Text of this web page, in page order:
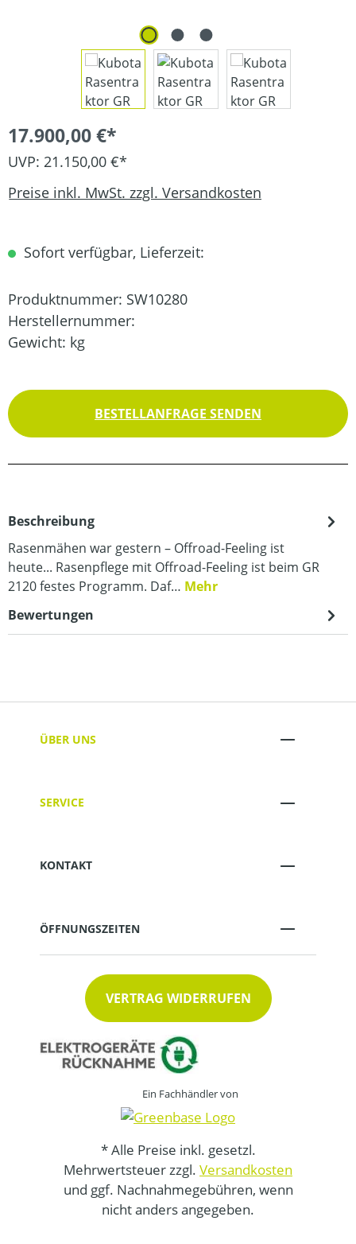
17.900,00 €*
UVP: 21.150,00 €*
Preise inkl. MwSt. zzgl. Versandkosten
Sofort verfügbar, Lieferzeit:
Produktnummer: SW10280
Herstellernummer:
Gewicht: kg
BESTELLANFRAGE SENDEN
Beschreibung
Rasenmähen war gestern – Offroad-Feeling ist
heute... Rasenpflege mit Offroad-Feeling ist beim GR
2120 festes Programm. Daf… Mehr
Bewertungen
ÜBER UNS
SERVICE
KONTAKT
ÖFFNUNGSZEITEN
VERTRAG WIDERRUFEN
Ein Fachhändler von
* Alle Preise inkl. gesetzl.
Mehrwertsteuer zzgl. Versandkosten
und ggf. Nachnahmegebühren, wenn
nicht anders angegeben.